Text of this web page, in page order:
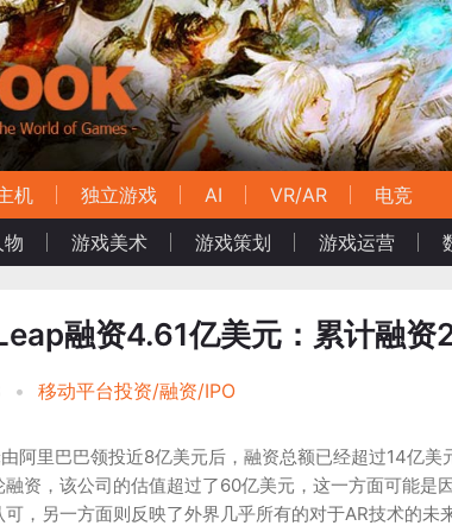
机 独立游戏 AI VR/AR
电竞
游戏美术 游戏策划 游戏运营
融资4.61亿美元：累计融资
• 移动平台投资/融资/IPO
阿里巴巴领投近8亿美元后，融资总额已经超过14亿美
融资，该公司的估值超过了60亿美元，这一方面可能是
可，另一方面则反映了外界几乎所有的对于AR技术的未